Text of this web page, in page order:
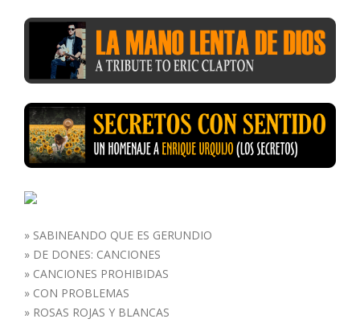
» SABINEANDO QUE ES GERUNDIO
» DE DONES: CANCIONES
» CANCIONES PROHIBIDAS
» CON PROBLEMAS
» ROSAS ROJAS Y BLANCAS